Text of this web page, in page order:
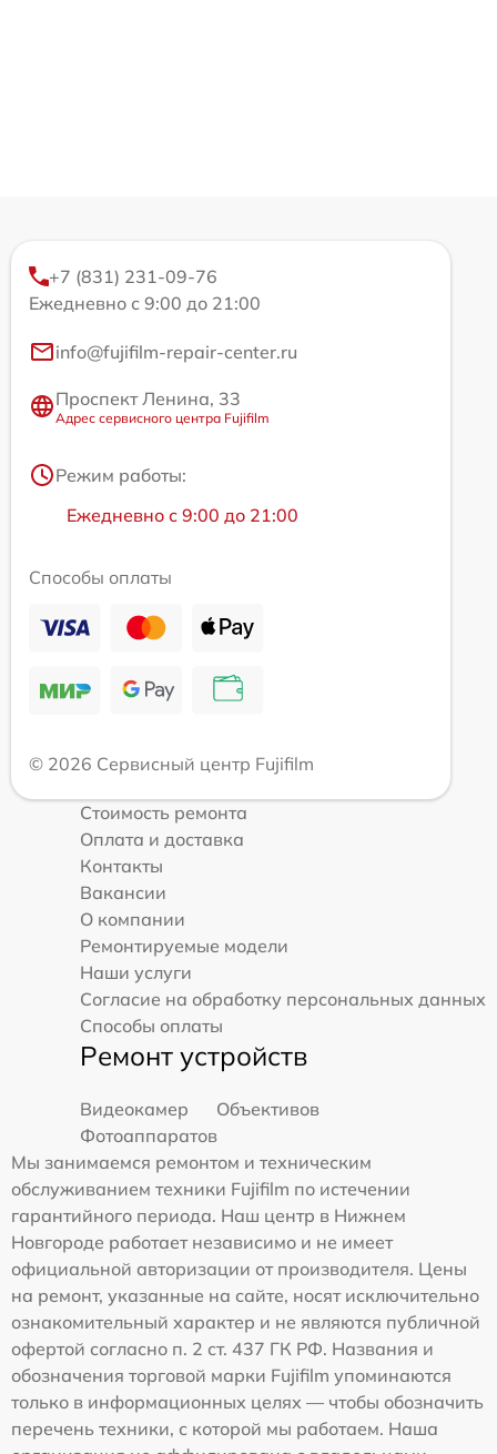
+7 (831) 231-09-76
Ежедневно с 9:00 до 21:00
info@fujifilm-repair-center.ru
Проспект Ленина, 33
Адрес сервисного центра Fujifilm
Режим работы:
Ежедневно с 9:00 до 21:00
Способы оплаты
© 2026 Сервисный центр Fujifilm
Стоимость ремонта
Оплата и доставка
Контакты
Вакансии
О компании
Ремонтируемые модели
Наши услуги
Согласие на обработку персональных данных
Способы оплаты
Ремонт устройств
Видеокамер
Объективов
Фотоаппаратов
Мы занимаемся ремонтом и техническим
обслуживанием техники Fujifilm по истечении
гарантийного периода. Наш центр в Нижнем
Новгороде работает независимо и не имеет
официальной авторизации от производителя. Цены
на ремонт, указанные на сайте, носят исключительно
ознакомительный характер и не являются публичной
офертой согласно п. 2 ст. 437 ГК РФ. Названия и
обозначения торговой марки Fujifilm упоминаются
только в информационных целях — чтобы обозначить
перечень техники, с которой мы работаем. Наша